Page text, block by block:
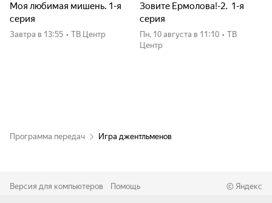
Моя любимая мишень. 1-я
серия
Завтра в 13:55 • ТВ Центр
Зовите Ермолова!-2. 1-я
серия
пн, 10 августа в 11:10 • ТВ
Центр
Программа передач Игра джентльменов
Версия для компьютеров Помощь © Яндекс